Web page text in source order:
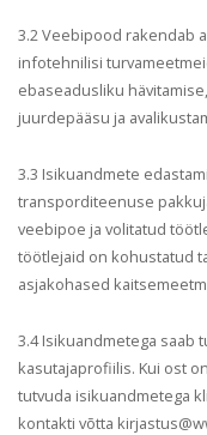
3.2 Veebipood rakendab
infotehnilisi
ebaseadusliku
juurdepääsu ja
3.3 Isikuandmete
transporditeenuse
veebipoe ja volitatud
töötlejaid on kohustatud
asjakohased
3.4 Isikuandmetega saab
kasutajaprofiilis. Kui ost
tutvuda isikuandmetega
kontakti võtta